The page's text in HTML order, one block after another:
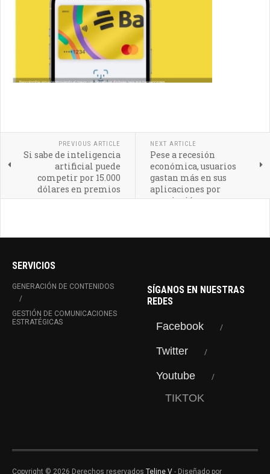
PREVIOUS ARTICLE
Si sabe de inteligencia
artificial puede
competir por 15.000
dólares en premios
NEXT ARTICLE
Pese a recesión
económica, usuarios
gastan más en sus
aplicaciones por
suscripción
SERVICIOS
GENERACIÓN DE CONTENIDOS
GESTIÓN DE COMUNICACIONES
ESTRATÉGICAS
SÍGANOS EN NUESTRAS
REDES
Facebook
Twitter
Youtube
TIKTOK
Copyright © 2026 Derechos reservados Teline V - Diseñado por